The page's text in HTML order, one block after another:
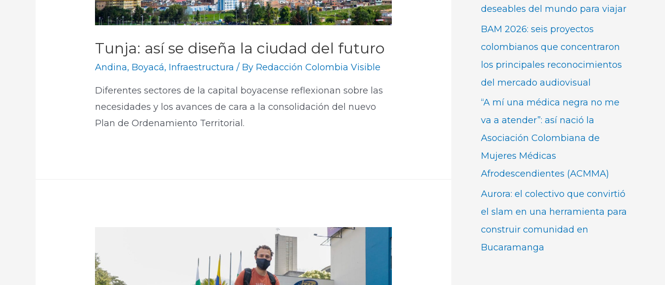
Tunja: así se diseña la ciudad del futuro
Andina, Boyacá, Infraestructura / By Redacción Colombia Visible
Diferentes sectores de la capital boyacense reflexionan sobre las
necesidades y los avances de cara a la consolidación del nuevo
Plan de Ordenamiento Territorial.
deseables del mundo para viajar
BAM 2026: seis proyectos
colombianos que concentraron
los principales reconocimientos
del mercado audiovisual
“A mí una médica negra no me
va a atender”: así nació la
Asociación Colombiana de
Mujeres Médicas
Afrodescendientes (ACMMA)
Aurora: el colectivo que convirtió
el slam en una herramienta para
construir comunidad en
Bucaramanga